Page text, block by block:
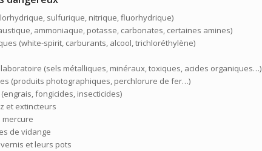
sulfurique, nitrique, fluorhydrique)
ammoniaque, potasse, carbonates, certaines amines)
(white-spirit, carburants, alcool, trichloréthylène)
(sels métalliques, minéraux, toxiques, acides organiques…)
(produits photographiques, perchlorure de fer…)
fongicides, insecticides)
et extincteurs
mercure
de vidange
et leurs pots